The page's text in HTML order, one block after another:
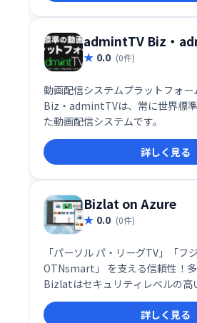
admintTV Biz・
0.0 (0件)
動画配信システムプラットフォ
Biz・admintTVは、常に世界標
た動画配信システムです。
詳しく見る
Bizlat on Azure
0.0 (0件)
「パーソル パ・リーグTV」「フ
OTNsmart」 を支える信頼性！多
Bizlatはセキュリティレベルの高
画配信システムです。
詳しく見る